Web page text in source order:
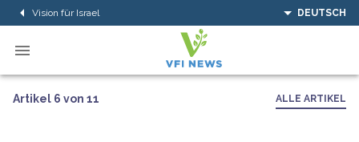
Vision für Israel DEUTSCH
Artikel 6 von 11 ALLE ARTIKEL